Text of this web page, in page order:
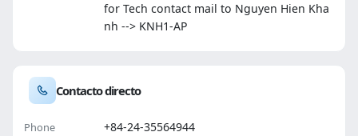
for Tech contact mail to Nguyen Hien Kha
nh --> KNH1-AP
Contacto directo
Phone
+84-24-35564944